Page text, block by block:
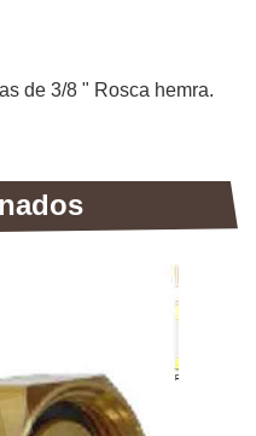
de 3/8 " Rosca hemra.